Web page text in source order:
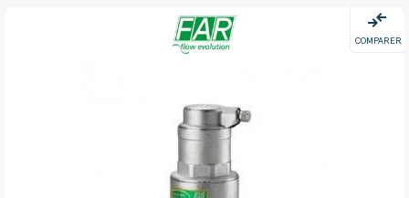
compare_arrows
COMPARER